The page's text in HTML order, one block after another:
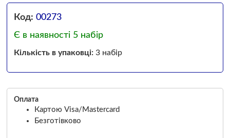
Код: 00273
Є в наявності 5 набір
Кількість в упаковці:3 набір
Оплата
Картою Visa/Mastercard
Безготівково